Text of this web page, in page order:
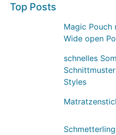
Top Posts
Magic Pouch
Wide open
schnelles
Styles